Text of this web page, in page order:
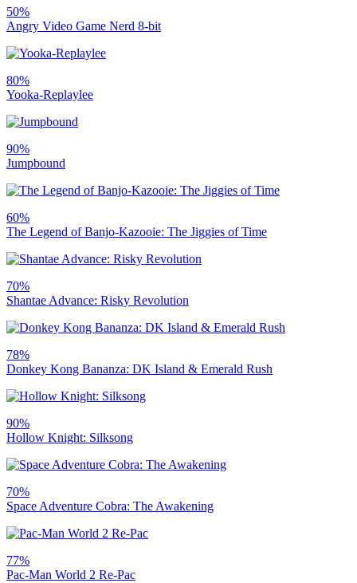
50%
Angry Video Game Nerd 8-bit
80%
Yooka-Replaylee
90%
Jumpbound
60%
The Legend of Banjo-Kazooie: The Jiggies of Time
70%
Shantae Advance: Risky Revolution
78%
Donkey Kong Bananza: DK Island & Emerald Rush
90%
Hollow Knight: Silksong
70%
Space Adventure Cobra: The Awakening
77%
Pac-Man World 2 Re-Pac